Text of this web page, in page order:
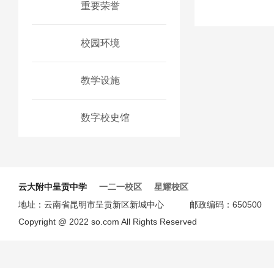
重要荣誉
校园环境
教学设施
数字校史馆
云大附中呈贡中学 一二一校区
星耀校区
地址：云南省昆明市呈贡新区新城中心 邮政编码：
Copyright @ 2022 so.com All Rights Reserved